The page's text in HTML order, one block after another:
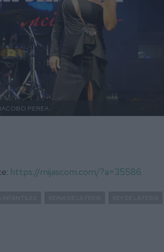
PEREA
https://mijascom.com/?a=35586